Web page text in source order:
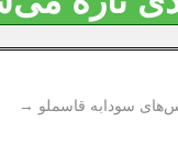
سودابه قاسملو →